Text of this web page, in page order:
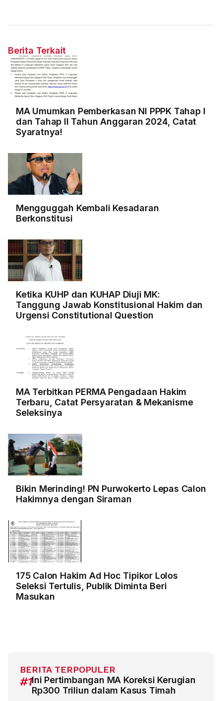
Berita Terkait
MA Umumkan Pemberkasan NI PPPK Tahap I
dan Tahap II Tahun Anggaran 2024, Catat
Syaratnya!
Mengguggah Kembali Kesadaran
Berkonstitusi
Ketika KUHP dan KUHAP Diuji MK:
Tanggung Jawab Konstitusional Hakim dan
Urgensi Constitutional Question
MA Terbitkan PERMA Pengadaan Hakim
Terbaru, Catat Persyaratan & Mekanisme
Seleksinya
Bikin Merinding! PN Purwokerto Lepas Calon
Hakimnya dengan Siraman
175 Calon Hakim Ad Hoc Tipikor Lolos
Seleksi Tertulis, Publik Diminta Beri
Masukan
BERITA TERPOPULER
#1Ini Pertimbangan MA Koreksi Kerugian
Rp300 Triliun dalam Kasus Timah